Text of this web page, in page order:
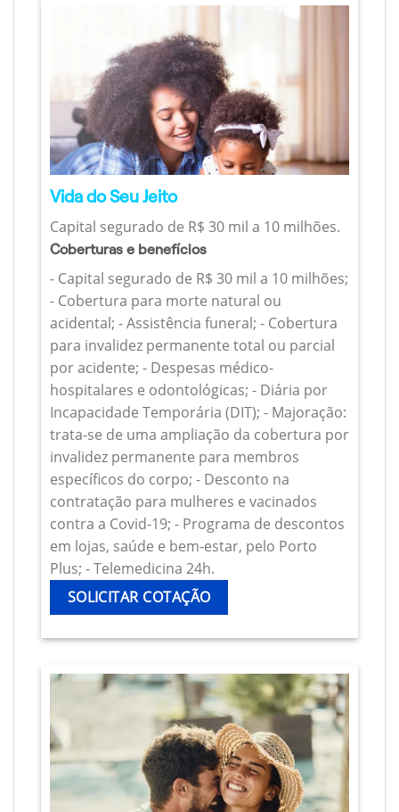
Vida do Seu Jeito
Capital segurado de R$ 30 mil a 10 milhões.
Coberturas e benefícios
- Capital segurado de R$ 30 mil a 10 milhões;
- Cobertura para morte natural ou
acidental; - Assistência funeral; - Cobertura
para invalidez permanente total ou parcial
por acidente; - Despesas médico-
hospitalares e odontológicas; - Diária por
Incapacidade Temporária (DIT); - Majoração:
trata-se de uma ampliação da cobertura por
invalidez permanente para membros
específicos do corpo; - Desconto na
contratação para mulheres e vacinados
contra a Covid-19; - Programa de descontos
em lojas, saúde e bem-estar, pelo Porto
Plus; - Telemedicina 24h.
SOLICITAR COTAÇÃO